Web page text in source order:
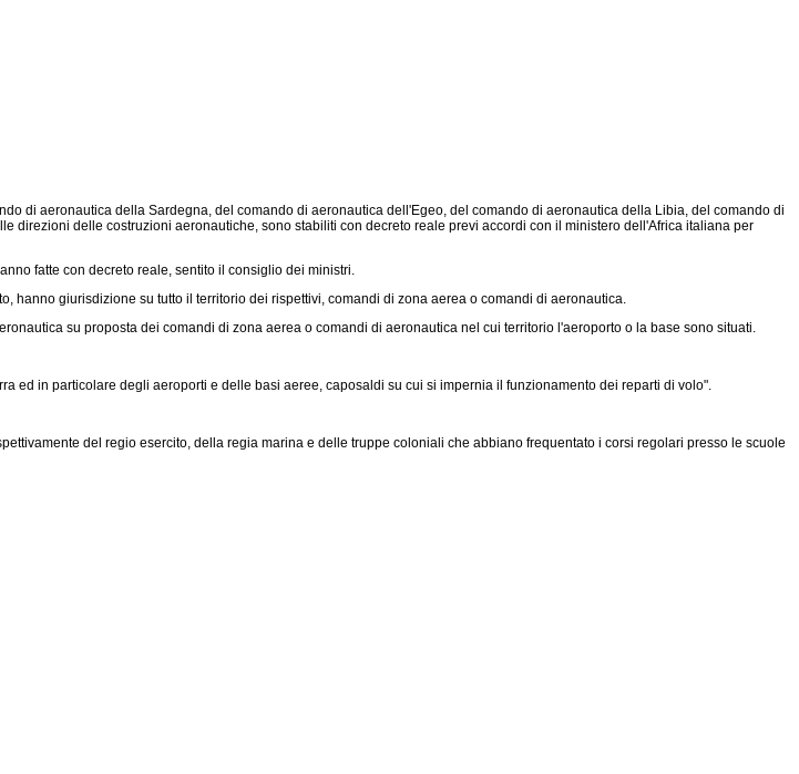
di aeronautica della Sardegna, del comando di aeronautica dell'Egeo, del comando di aeronautica della Libia, del comando di
delle costruzioni aeronautiche, sono stabiliti con decreto reale previ accordi con il ministero dell'Africa italiana per
fatte con decreto reale, sentito il consiglio dei ministri.
giurisdizione su tutto il territorio dei rispettivi, comandi di zona aerea o comandi di aeronautica.
su proposta dei comandi di zona aerea o comandi di aeronautica nel cui territorio l'aeroporto o la base sono situati.
in particolare degli aeroporti e delle basi aeree, caposaldi su cui si impernia il funzionamento dei reparti di volo".
del regio esercito, della regia marina e delle truppe coloniali che abbiano frequentato i corsi regolari presso le scuole